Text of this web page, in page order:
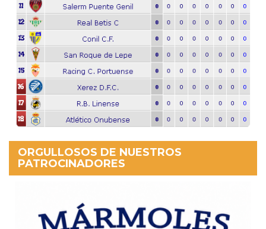
ORGULLOSOS DE NUESTROS
PATROCINADORES